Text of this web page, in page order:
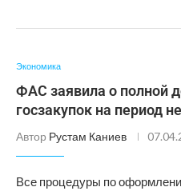
Экономика
ФАС заявила о полной
госзакупок на период
Автор Рустам Каниев
Все процедуры по